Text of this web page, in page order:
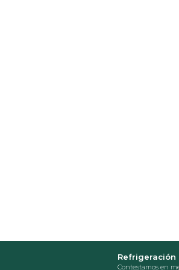
Refrigeración
Contestamos en